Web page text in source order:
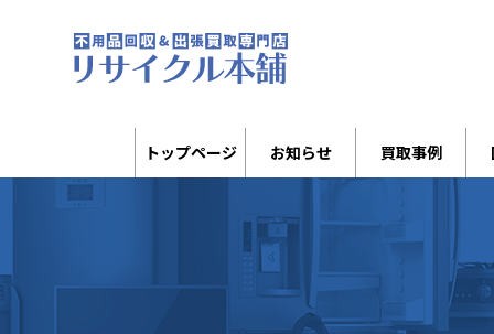
トップページ お知らせ 買取事例